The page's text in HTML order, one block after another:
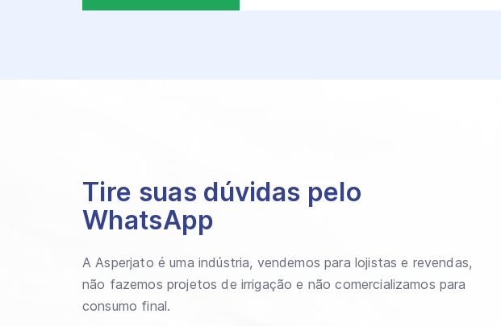
Tire suas dúvidas pelo
WhatsApp
A Asperjato é uma indústria, vendemos para lojistas e revendas,
não fazemos projetos de irrigação e não comercializamos para
consumo final.